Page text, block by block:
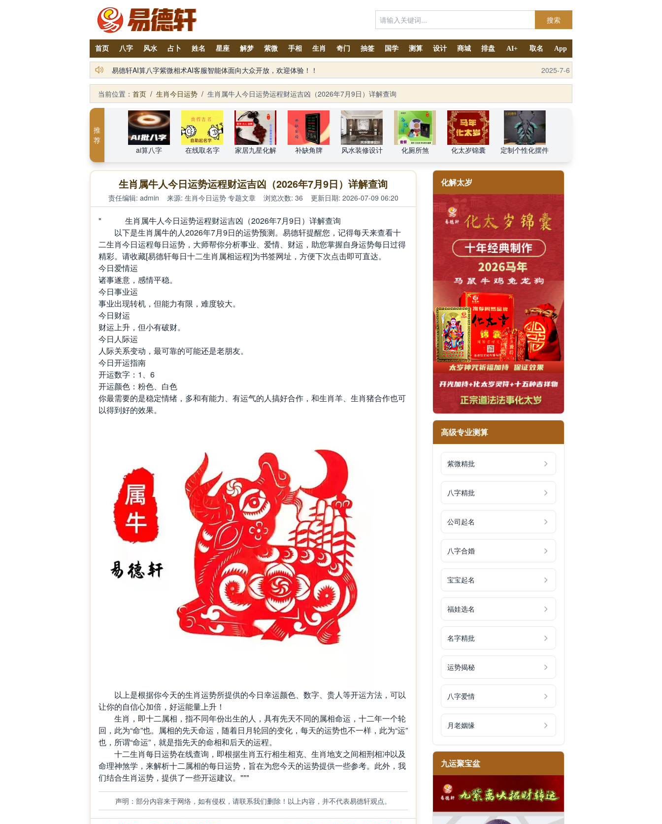
搜索
首页 八字 风水 占卜 姓名 星座 解梦 紫微 手相 生肖 奇门 抽签 国学 测算 设计 商城 排盘 AI+ 取名 App
易德轩AI算八字紫微相术AI客服智能体面向大众开放，欢迎体验！！ 2025-7-6
铁笔居士简介及服务项目 2025-9-4
当前位置： 首页 / 生肖今日运势 / 生肖属牛人今日运势运程财运吉凶（2026年7月9日）详解查询
推
荐
ai算八字
在线取名字 家居九星化解 补缺角牌 风水装修设计 化厕所煞 化太岁锦囊 定制个性化摆件
生肖属牛人今日运势运程财运吉凶（2026年7月9日）详解查询
责任编辑: admin 来源: 生肖今日运势专题文章 浏览次数: 36 更新日期: 2026-07-09 06:20
" 生肖属牛人今日运势运程财运吉凶（2026年7月9日）详解查询
以下是生肖属牛的人2026年7月9日的运势预测。易德轩提醒您，记得每天来查看十
二生肖今日运程每日运势，大师帮你分析事业、爱情、财运，助您掌握自身运势每日过得
精彩。请收藏[易德轩每日十二生肖属相运程]为书签网址，方便下次点击即可直达。
今日爱情运
诸事遂意，感情平稳。
今日事业运
事业出现转机，但能力有限，难度较大。
今日财运
财运上升，但小有破财。
今日人际运
人际关系变动，最可靠的可能还是老朋友。
今日开运指南
开运数字：1、6
开运颜色：粉色、白色
你最需要的是稳定情绪，多和有能力、有运气的人搞好合作，和生肖羊、生肖猪合作也可
以得到好的效果。
以上是根据你今天的生肖运势所提供的今日幸运颜色、数字、贵人等开运方法，可以
让你的自信心加倍，好运能量上升！
生肖，即十二属相，指不同年份出生的人，具有先天不同的属相命运，十二年一个轮
回，此为“命”也。属相的先天命运，随着日月轮回的变化，每天的运势也不一样，此为“运”
也，所谓“命运”，就是指先天的命相和后天的运程。
十二生肖每日运势在线查询，即根据生肖五行相生相克、生肖地支之间相刑相冲以及
命理神煞学，来解析十二属相的每日运势，旨在为您今天的运势提供一些参考。此外，我
们结合生肖运势，提供了一些开运建议。"""
声明：部分内容来于网络，如有侵权，请联系我们删除！以上内容，并不代表易德轩观点。
化解太岁
高级专业测算
紫微精批
八字精批
公司起名
八字合婚
宝宝起名
福娃选名
名字精批
运势揭秘
八字爱情
月老姻缘
九运聚宝盆